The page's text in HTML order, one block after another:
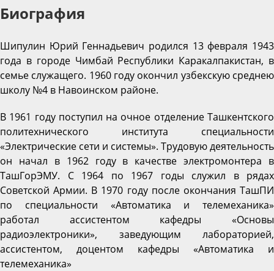
Биография
Шипулин Юрий Геннадьевич родился 13 февраля 1943
года в городе Чимбай Республики Каракалпакистан, в
семье служащего. 1960 году окончил узбекскую среднею
школу №4 в Навоинском районе.
В 1961 году поступил на очное отделение Ташкентского
политехнического института специальности
«Электрические сети и системы». Трудовую деятельность
он начал в 1962 году в качестве электромонтера в
ТашГорЭМУ. С 1964 по 1967 годы служил в рядах
Советской Армии. В 1970 году после окончания ТашПИ
по специальности «Автоматика и телемеханика»
работал ассистентом кафедры «Основы
радиоэлектроники», заведующим лабораторией,
ассистентом, доцентом кафедры «Автоматика и
телемеханика»